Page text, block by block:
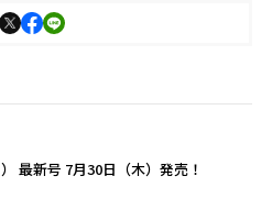
最新号 7月30日（木）発売！